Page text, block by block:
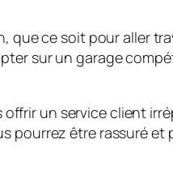
que ce soit pour aller
sur un garage
un service client
pourrez être rassuré